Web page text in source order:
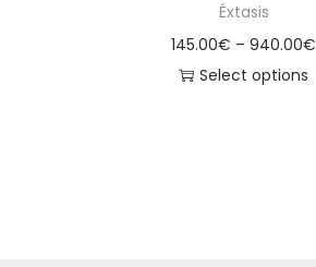
Éxtasis
145.00€ – 940.00€
Select options